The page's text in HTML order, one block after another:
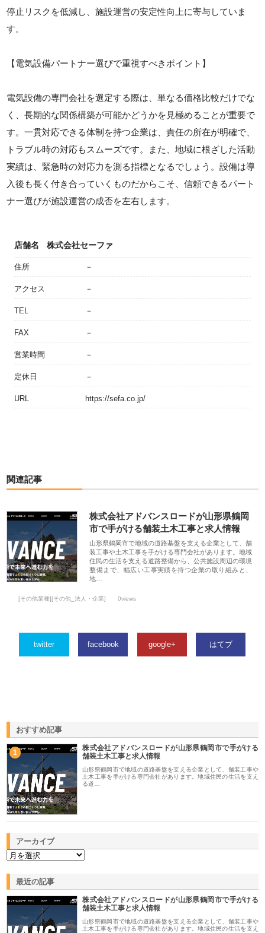
停止リスクを低減し、施設運営の安定性向上に寄与していま
す。
【電気設備パートナー選びで重視すべきポイント】
電気設備の専門会社を選定する際は、単なる価格比較だけでな
く、長期的な関係構築が可能かどうかを見極めることが重要で
す。一貫対応できる体制を持つ企業は、責任の所在が明確で、
トラブル時の対応もスムーズです。また、地域に根ざした活動
実績は、緊急時の対応力を測る指標となるでしょう。設備は導
入後も長く付き合っていくものだからこそ、信頼できるパート
ナー選びが施設運営の成否を左右します。
店舗名 株式会社セーファ
住所 －
アクセス －
TEL －
FAX －
営業時間 －
定休日 －
URL https://sefa.co.jp/
関連記事
株式会社アドバンスロードが山形県鶴岡
市で手がける舗装土木工事と求人情報
山形県鶴岡市で地域の道路基盤を支える企業として、舗
装工事や土木工事を手がける専門会社があります。地域
住民の生活を支える道路整備から、公共施設周辺の環境
整備まで、幅広い工事実績を持つ企業の取り組みと、
地…
[その他業種][その他_法人・企業] 0views
twitter facebook google+ はてブ
おすすめ記事
1
株式会社アドバンスロードが山形県鶴岡市で手がける
舗装土木工事と求人情報
山形県鶴岡市で地域の道路基盤を支える企業として、舗装工事や
土木工事を手がける専門会社があります。地域住民の生活を支え
る道…
アーカイブ
最近の記事
株式会社アドバンスロードが山形県鶴岡市で手がける
舗装土木工事と求人情報
山形県鶴岡市で地域の道路基盤を支える企業として、舗装工事や
土木工事を手がける専門会社があります。地域住民の生活を支え